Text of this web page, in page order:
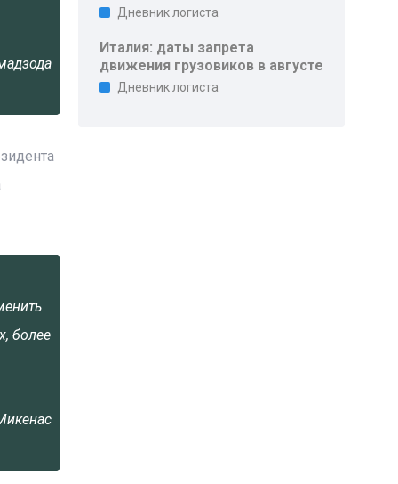
более
Дневник логиста
Италия: даты запрета
движения грузовиков в августе
Дневник логиста